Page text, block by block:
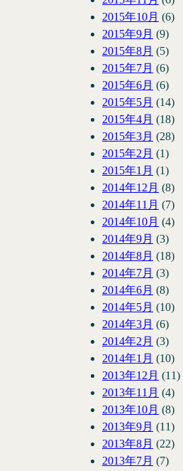
2015年10月 (6)
2015年9月 (9)
2015年8月 (5)
2015年7月 (6)
2015年6月 (6)
2015年5月 (14)
2015年4月 (18)
2015年3月 (28)
2015年2月 (1)
2015年1月 (1)
2014年12月 (8)
2014年11月 (7)
2014年10月 (4)
2014年9月 (3)
2014年8月 (18)
2014年7月 (3)
2014年6月 (8)
2014年5月 (10)
2014年3月 (6)
2014年2月 (3)
2014年1月 (10)
2013年12月 (11)
2013年11月 (4)
2013年10月 (8)
2013年9月 (11)
2013年8月 (22)
2013年7月 (7)